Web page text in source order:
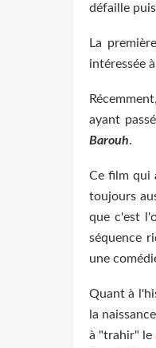
défaille
La
intéressée
ayant
Barouh.
Ce film qui
toujours
que c'est
séquence
une
Quant à
la
à "trahir" le